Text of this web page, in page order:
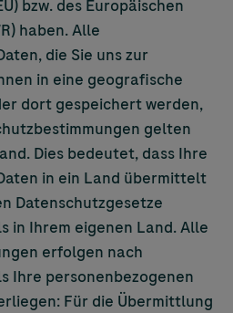
bzw. des Europäischen
haben. Alle
die Sie uns zur
in eine geografische
dort gespeichert werden,
gelten
Dies bedeutet, dass Ihre
in ein Land übermittelt
Datenschutzgesetze
in Ihrem eigenen Land. Alle
erfolgen nach
Ihre personenbezogenen
Für die Übermittlung